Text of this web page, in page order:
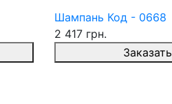
Шампань Код - 0668
2 417 грн.
Заказать